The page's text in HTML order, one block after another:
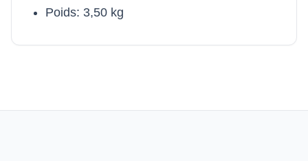
Poids: 3,50 kg